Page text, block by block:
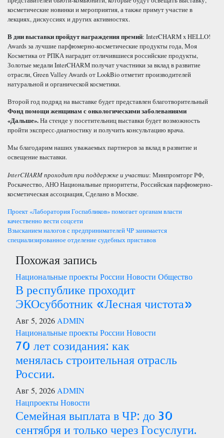
косметические новинки и мероприятия, а также примут участие в
лекциях, дискуссиях и других активностях.
В дни выставки пройдут награждения премий: InterCHARM x HELLO!
Awards за лучшие парфюмерно-косметические продукты года, Моя
Косметика от РПКА наградит отличившиеся российские продукты,
Золотые медали InterCHARM получат участники за вклад в развитие
отрасли, Green Valley Awards от LookBio отметит производителей
натуральной и органической косметики.
Второй год подряд на выставке будет представлен благотворительный
Фонд помощи женщинам с онкологическими заболеваниями
«Дальше».На стенде у посетительниц выставки будет возможность
пройти экспресс-диагностику и получить консультацию врача.
Мы благодарим наших уважаемых партнеров за вклад в развитие и
освещение выставки.
InterCHARMпроходит при поддержке и участии: Минпромторг РФ,
Роскачество, АНО Национальные приоритеты, Российская парфюмерно-
косметическая ассоциация, Сделано в Москве.
Навигация
по
записям
Проект «Лаборатория Госпабликов» помогает органам власти
качественно вести соцсети
Взысканием налогов с предпринимателей ЧР занимается
специализированное отделение судебных приставов
Похожая запись
Национальные проекты России Новости Общество
В республике проходит
ЭКОсубботник «Лесная чистота»
Авг 5, 2026 ADMIN
Национальные проекты России Новости
70 лет созидания: как
менялась строительная отрасль
России.
Авг 5, 2026 ADMIN
НацпроектыНовости
Семейная выплата в ЧР: до 30
сентября и только через Госуслуги.